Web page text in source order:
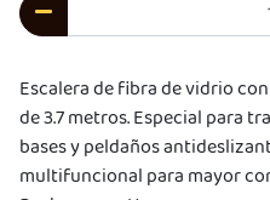
y
por
JUGAR
Escalera de fibra de vidrio
de 3.7 metros. Especial para
bases y peldaños
multifuncional para mayor